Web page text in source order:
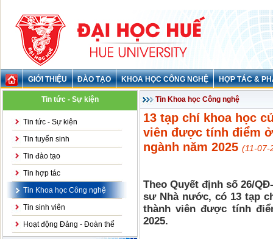
GIỚI THIỆU ĐÀO TẠO KHOA HỌC CÔNG NGHỆ HỢP TÁC &
Tin tức - Sự kiện
Tin tức - Sự kiện
Tin tuyển sinh
Tin đào tạo
Tin hợp tác
Tin Khoa học Công nghệ
Tin sinh viên
Hoạt động Đảng - Đoàn thể
Tin Khoa học Công nghệ
13 tạp chí khoa học
viên được tính điểm
ngành năm 2025 (11-07-
Theo Quyết định số 26/
sư Nhà nước, có 13 tạp
thành viên được tính
2025.